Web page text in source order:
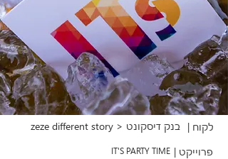
zeze different story > בנק דיסקונט לקוח |
IT'S PARTY TIME פרוייקט |